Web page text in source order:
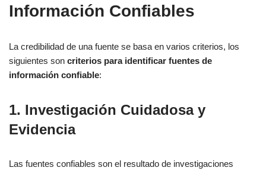
Información Confiables
La credibilidad de una fuente se basa en varios criterios, los
siguientes son criterios para identificar fuentes de
información confiable:
1. Investigación Cuidadosa y
Evidencia
Las fuentes confiables son el resultado de investigaciones